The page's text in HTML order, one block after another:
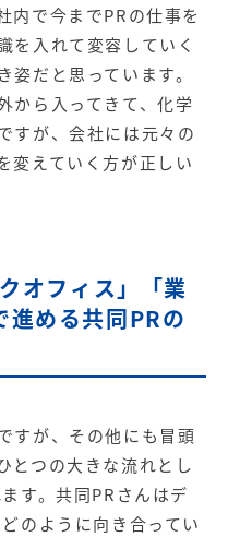
内で今までPRの仕事を
を入れて変容していく
だと思っています。
から入ってきて、化学
すが、会社には元々の
変えていく方が正しい
オフィス」「業
める共同PRの
すが、その他にも冒頭
とつの大きな流れとし
す。共同PRさんはデ
のように向き合ってい